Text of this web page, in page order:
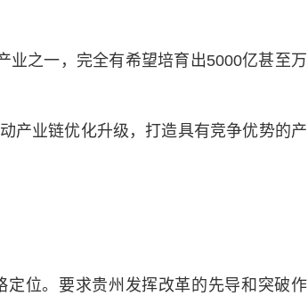
业之一，完全有希望培育出5000亿甚至万
产业链优化升级，打造具有竞争优势的产
定位。要求贵州发挥改革的先导和突破作